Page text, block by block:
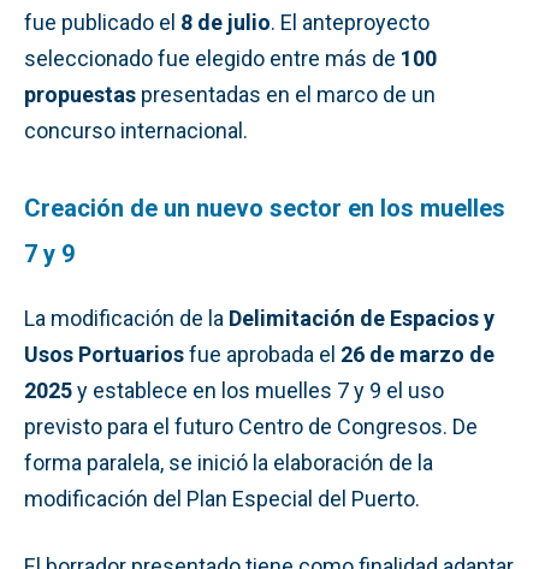
fue publicado el 8 de julio. El anteproyecto
seleccionado fue elegido entre más de 100
propuestas presentadas en el marco de un
concurso internacional.
Creación de un nuevo sector en los muelles
7 y 9
La modificación de la Delimitación de Espacios y
Usos Portuariosfue aprobada el 26 de marzo de
2025y establece en los muelles 7 y 9 el uso
previsto para el futuro Centro de Congresos. De
forma paralela, se inició la elaboración de la
modificación del Plan Especial del Puerto.